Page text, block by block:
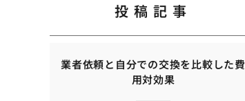
投稿記事
業者依頼と自分での交換を比較した費
用対効果